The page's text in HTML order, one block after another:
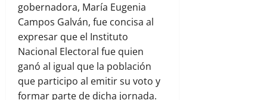
gobernadora, María Eugenia
Campos Galván, fue concisa al
expresar que el Instituto
Nacional Electoral fue quien
ganó al igual que la población
que participo al emitir su voto y
formar parte de dicha jornada.